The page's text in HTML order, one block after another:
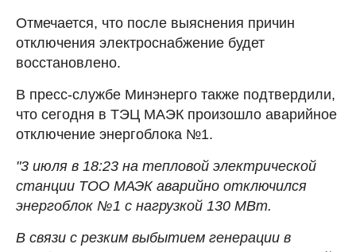
Отмечается, что после выяснения причин
отключения электроснабжение будет
восстановлено.
В пресс-службе Минэнерго также подтвердили,
что сегодня в ТЭЦ МАЭК произошло аварийное
отключение энергоблока №1.
"3 июля в 18:23 на тепловой электрической
станции ТОО МАЭК аварийно отключился
энергоблок №1 с нагрузкой 130 МВт.
В связи с резким выбытием генерации в